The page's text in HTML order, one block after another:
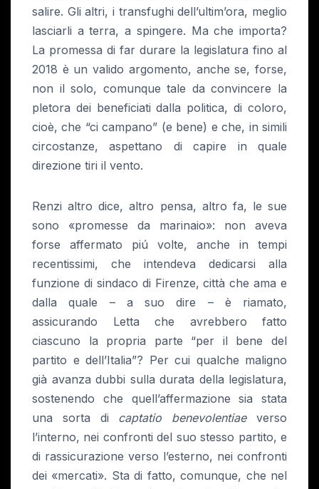
salire. Gli altri, i transfughi dell’ultim’ora, meglio
lasciarli a terra, a spingere. Ma che importa?
La promessa di far durare la legislatura fino al
2018 è un valido argomento, anche se, forse,
non il solo, comunque tale da convincere la
pletora dei beneficiati dalla politica, di coloro,
cioè, che “ci campano” (e bene) e che, in simili
circostanze, aspettano di capire in quale
direzione tiri il vento.
Renzi altro dice, altro pensa, altro fa, le sue
sono «promesse da marinaio»: non aveva
forse affermato piú volte, anche in tempi
recentissimi, che intendeva dedicarsi alla
funzione di sindaco di Firenze, città che ama e
dalla quale – a suo dire – è riamato,
assicurando Letta che avrebbero fatto
ciascuno la propria parte “per il bene del
partito e dell’Italia”? Per cui qualche maligno
già avanza dubbi sulla durata della legislatura,
sostenendo che quell’affermazione sia stata
una sorta di captatio benevolentiaeverso
l’interno, nei confronti del suo stesso partito, e
di rassicurazione verso l’esterno, nei confronti
dei «mercati». Sta di fatto, comunque, che nel